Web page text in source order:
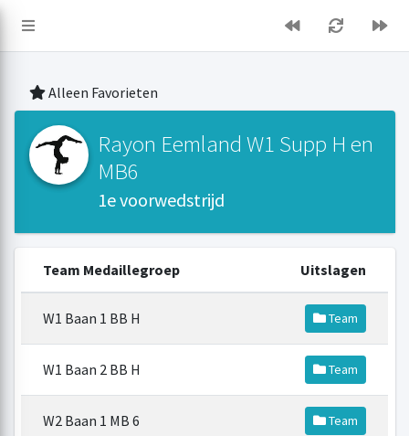
Alleen Favorieten
Rayon Eemland W1 Supp H en
MB6
1e voorwedstrijd
Team Medaillegroep Uitslagen
W1 Baan 1 BB H Team
W1 Baan 2 BB H Team
W2 Baan 1 MB 6 Team